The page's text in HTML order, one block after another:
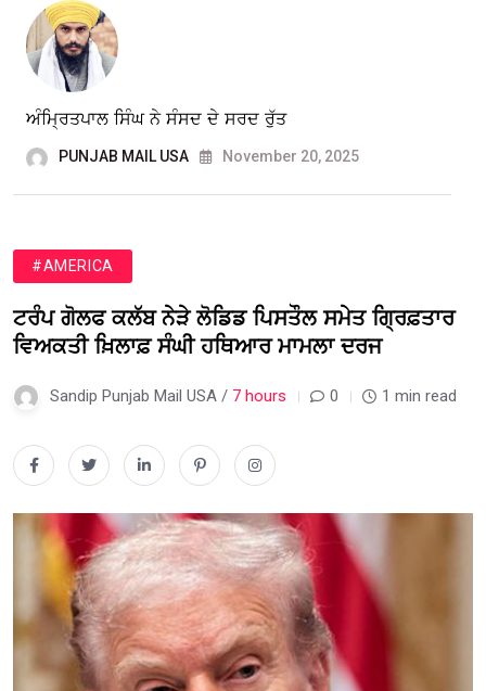
ਅੰਮ੍ਰਿਤਪਾਲ ਸਿੰਘ ਨੇ ਸੰਸਦ ਦੇ ਸਰਦ ਰੁੱਤ
PUNJAB MAIL USA November 20, 2025
#AMERICA
ਟਰੰਪ ਗੋਲਫ ਕਲੱਬ ਨੇੜੇ ਲੋਡਿਡ ਪਿਸਤੌਲ ਸਮੇਤ ਗ੍ਰਿਫ਼ਤਾਰ
ਵਿਅਕਤੀ ਖ਼ਿਲਾਫ਼ ਸੰਘੀ ਹਥਿਆਰ ਮਾਮਲਾ ਦਰਜ
Sandip Punjab Mail USA / 7 hours 0 1 min read